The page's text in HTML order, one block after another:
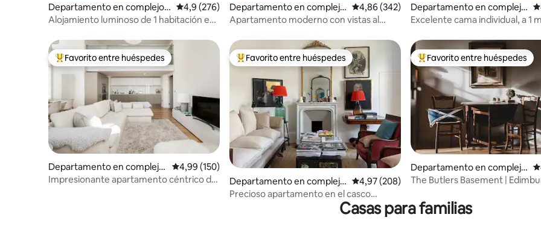
Departamento en complejo r
esidencial en Edimburgo
Calificación promedio: 4,9 de 5. 276 evaluaciones
4,9 (276)
Alojamiento luminoso de 1 habitación en
histórico
Departamento en complejo
residencial en Edimburgo
Calificación promedio: 4,86 de 5. 342
4,86 (342)
Apartamento moderno con vistas al
Departamento en complejo
residencial en Edimburgo
Excelente cama individual, a 1
Favorito entre los huéspedes más destacados
Favorito entre huéspedes
Departamento en complejo
residencial en Edimburgo
Calificación promedio: 4,99 de 5. 150 evaluaciones
4,99 (150)
Impresionante apartamento céntrico de
Favorito entre los huéspedes más destacados
Favorito entre huéspedes
Departamento en complejo
residencial en Edimburgo
Calificación promedio: 4,97 de 5. 208
4,97 (208)
Precioso apartamento en el casco
Favorito entre los huéspedes
Favorito entre huéspedes
Departamento en complejo
residencial en Edimburgo
The Butlers Basement |
Casas para familias